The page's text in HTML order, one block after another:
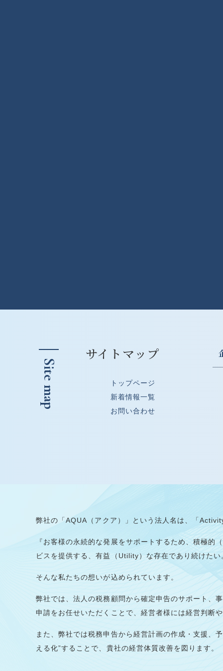
Site map
サイトマップ
トップページ
新着情報一覧
お問い合わせ
弊社の「AQUA（アクア）」という法人名は、「
『お客様の永続的な発展をサポートするため、積極
ビスを提供する、有益（Utility）な存在であり続けたい
そんな私たちの想いが込められています。
弊社では、法人の税務顧問から確定申告のサポート、
申請をお任せいただくことで、経営者様には経営判断
また、弊社では税務申告から経営計画の作成・支援、
える化”することで、貴社の経営体質改善を図ります。